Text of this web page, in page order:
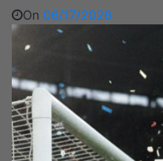
On 06/17/2026